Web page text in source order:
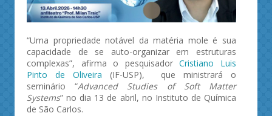
“Uma propriedade notável da matéria mole é sua
capacidade de se auto-organizar em estruturas
complexas”, afirma o pesquisadorCristiano Luis
Pinto de Oliveira (IF-USP), que ministrará o
seminário “Advanced Studies of Soft Matter
Systems” no dia 13 de abril, no Instituto de Química
de São Carlos.